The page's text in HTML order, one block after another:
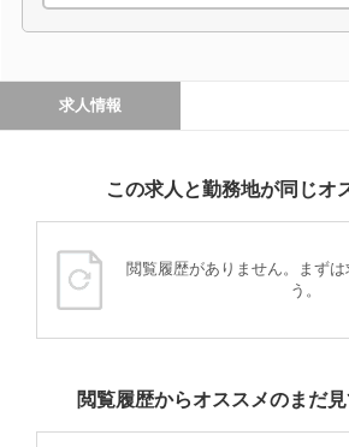
求人情報
この求人と勤務地が同じオ
閲覧履歴がありません。まず
う。
閲覧履歴からオススメのまだ